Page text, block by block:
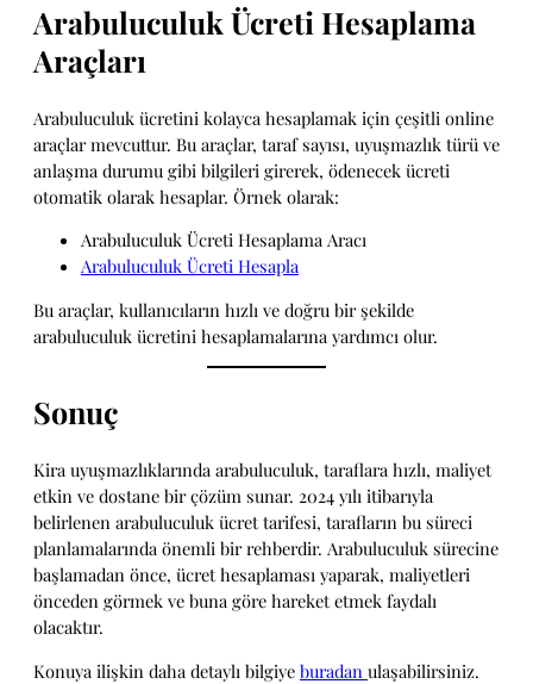
Arabuluculuk Ücreti Hesaplama
Araçları
Arabuluculuk ücretini kolayca hesaplamak için çeşitli online
araçlar mevcuttur. Bu araçlar, taraf sayısı, uyuşmazlık türü ve
anlaşma durumu gibi bilgileri girerek, ödenecek ücreti
otomatik olarak hesaplar. Örnek olarak:
Arabuluculuk Ücreti Hesaplama Aracı
Arabuluculuk Ücreti Hesapla
Bu araçlar, kullanıcıların hızlı ve doğru bir şekilde
arabuluculuk ücretini hesaplamalarına yardımcı olur.
Sonuç
Kira uyuşmazlıklarında arabuluculuk, taraflara hızlı, maliyet
etkin ve dostane bir çözüm sunar. 2024 yılı itibarıyla
belirlenen arabuluculuk ücret tarifesi, tarafların bu süreci
planlamalarında önemli bir rehberdir. Arabuluculuk sürecine
başlamadan önce, ücret hesaplaması yaparak, maliyetleri
önceden görmek ve buna göre hareket etmek faydalı
olacaktır.
Konuya ilişkin daha detaylı bilgiye buradan ulaşabilirsiniz.